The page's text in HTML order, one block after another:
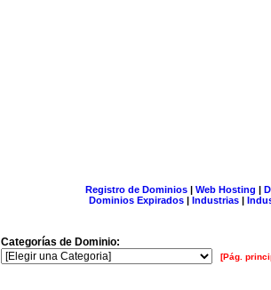
Registro de Dominios| Web Hosting |
Dominios Expirados | Industrias |
Categorías de Dominio:
[Pág.